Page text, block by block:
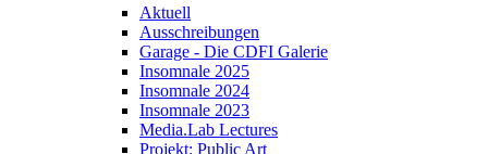
Aktuell
Ausschreibungen
Garage - Die CDFI Galerie
Insomnale 2025
Insomnale 2024
Insomnale 2023
Media.Lab Lectures
Projekt: Public Art